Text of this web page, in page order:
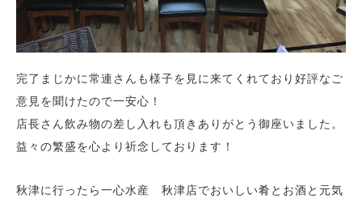
完了まじかに常連さんも様子を見に来てくれており好評なご
意見を聞けたので一安心！
店長さん飲み物の差し入れも頂きありがとう御座いました。
益々の繁盛を心より祈念しております！
秋津に行ったら一心水産 秋津店でおいしい肴とお酒と元気